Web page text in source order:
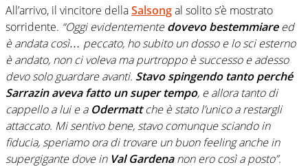
All’arrivo, il vincitore dellaSalsongal solito s’è mostrato
sorridente. “Oggi evidentementedovevo bestemmiareed
è andata così… peccato, ho subito un dosso e lo sci esterno
è andato, non ci voleva ma purtroppo è successo e adesso
devo solo guardare avanti. Stavo spingendo tanto perché
Sarrazin aveva fatto un super tempo, e allora tanto di
cappello a lui e a Odermattche è stato l’unico a restargli
attaccato. Mi sentivo bene, stavo comunque sciando in
fiducia, speriamo ora di trovare un buon feeling anche in
supergigante dove inVal Gardenanon ero così a posto”.